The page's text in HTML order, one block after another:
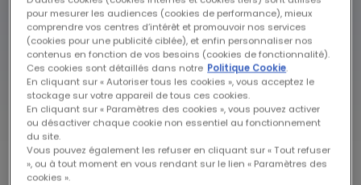
Welcome to Camille
APPLICATION FORM
Details of the person actually raising the child
Title *
Mr
pour mesurer les audiences (cookies de performance), mieux
comprendre vos centres d’intérêt et promouvoir nos services
(cookies pour une publicité ciblée), et enfin personnaliser nos
contenus en fonction de vos besoins (cookies de fonctionnalité).
Ces cookies sont détaillés dans notre Politique Cookie.
En cliquant sur « Autoriser tous les cookies », vous acceptez le
stockage sur votre appareil de tous ces cookies.
En cliquant sur « Paramètres des cookies », vous pouvez activer
ou désactiver chaque cookie non essentiel au fonctionnement
du site.
Vous pouvez également les refuser en cliquant sur « Tout refuser
», ou à tout moment en vous rendant sur le lien « Paramètres des
cookies ».